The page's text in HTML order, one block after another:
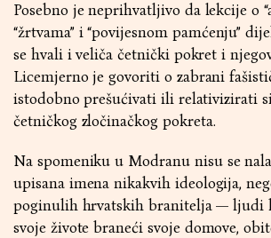
Posebno je neprihvatljivo da lekcije o
“žrtvama” i “povijesnom pamćenju”
se hvali i veliča četnički pokret i
Licemjerno je govoriti o zabrani
istodobno prešućivati ili relativizirati
četničkog zločinačkog pokreta.
Na spomeniku u Modranu nisu se
upisana imena nikakvih ideologija,
poginulih hrvatskih branitelja — ljudi
svoje živote braneći svoje domove,